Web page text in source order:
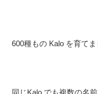
600種もの Kalo を育てま